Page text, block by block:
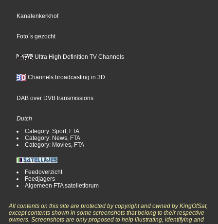
Kanalenkerkhof
Foto´s gezocht
Ultra High Definition TV Channels
Channels broadcasting in 3D
DAB over DVB transmissions
Dutch
Category: Sport, FTA
Category: News, FTA
Category: Movies, FTA
Feedoverzicht
Feedjagers
Algemeen FTA satelietforum
All contents on this site are protected by copyright and owned by KingOfSat,
except contents shown in some screenshots that belong to their respective
owners. Screenshots are only proposed to help illustrating, identifying and